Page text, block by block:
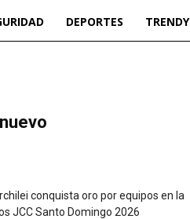
DEPORTES TRENDY
conquista oro por equipos en la
JCC Santo Domingo 2026